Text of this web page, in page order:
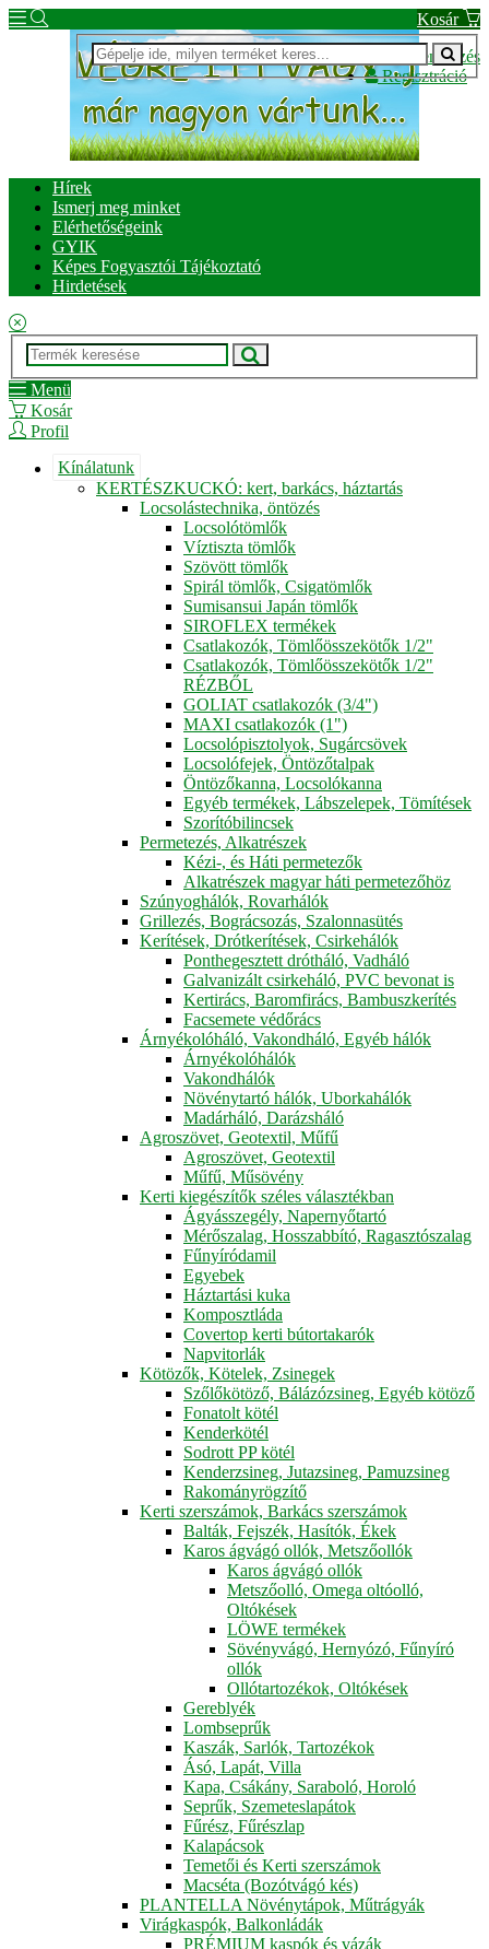
Kosár
Bejelentkezés
Regisztráció
Hírek
Ismerj meg minket
Elérhetőségeink
GYIK
Képes Fogyasztói Tájékoztató
Hirdetések
Menü
Kosár
Profil
Kínálatunk
KERTÉSZKUCKÓ: kert, barkács, háztartás
Locsolástechnika, öntözés
Locsolótömlők
Víztiszta tömlők
Szövött tömlők
Spirál tömlők, Csigatömlők
Sumisansui Japán tömlők
SIROFLEX termékek
Csatlakozók, Tömlőösszekötők 1/2"
Csatlakozók, Tömlőösszekötők 1/2"
RÉZBŐL
GOLIAT csatlakozók (3/4")
MAXI csatlakozók (1")
Locsolópisztolyok, Sugárcsövek
Locsolófejek, Öntözőtalpak
Öntözőkanna, Locsolókanna
Egyéb termékek, Lábszelepek, Tömítések
Szorítóbilincsek
Permetezés, Alkatrészek
Kézi-, és Háti permetezők
Alkatrészek magyar háti permetezőhöz
Szúnyoghálók, Rovarhálók
Grillezés, Bográcsozás, Szalonnasütés
Kerítések, Drótkerítések, Csirkehálók
Ponthegesztett drótháló, Vadháló
Galvanizált csirkeháló, PVC bevonat is
Kertirács, Baromfirács, Bambuszkerítés
Facsemete védőrács
Árnyékolóháló, Vakondháló, Egyéb hálók
Árnyékolóhálók
Vakondhálók
Növénytartó hálók, Uborkahálók
Madárháló, Darázsháló
Agroszövet, Geotextil, Műfű
Agroszövet, Geotextil
Műfű, Műsövény
Kerti kiegészítők széles választékban
Ágyásszegély, Napernyőtartó
Mérőszalag, Hosszabbító, Ragasztószalag
Fűnyíródamil
Egyebek
Háztartási kuka
Komposztláda
Covertop kerti bútortakarók
Napvitorlák
Kötözők, Kötelek, Zsinegek
Szőlőkötöző, Bálázózsineg, Egyéb kötöző
Fonatolt kötél
Kenderkötél
Sodrott PP kötél
Kenderzsineg, Jutazsineg, Pamuzsineg
Rakományrögzítő
Kerti szerszámok, Barkács szerszámok
Balták, Fejszék, Hasítók, Ékek
Karos ágvágó ollók, Metszőollók
Karos ágvágó ollók
Metszőolló, Omega oltóolló,
Oltókések
LÖWE termékek
Sövényvágó, Hernyózó, Fűnyíró
ollók
Ollótartozékok, Oltókések
Gereblyék
Lombseprűk
Kaszák, Sarlók, Tartozékok
Ásó, Lapát, Villa
Kapa, Csákány, Saraboló, Horoló
Seprűk, Szemeteslapátok
Fűrész, Fűrészlap
Kalapácsok
Temetői és Kerti szerszámok
Macséta (Bozótvágó kés)
PLANTELLA Növénytápok, Műtrágyák
Virágkaspók, Balkonládák
PRÉMIUM kaspók és vázák